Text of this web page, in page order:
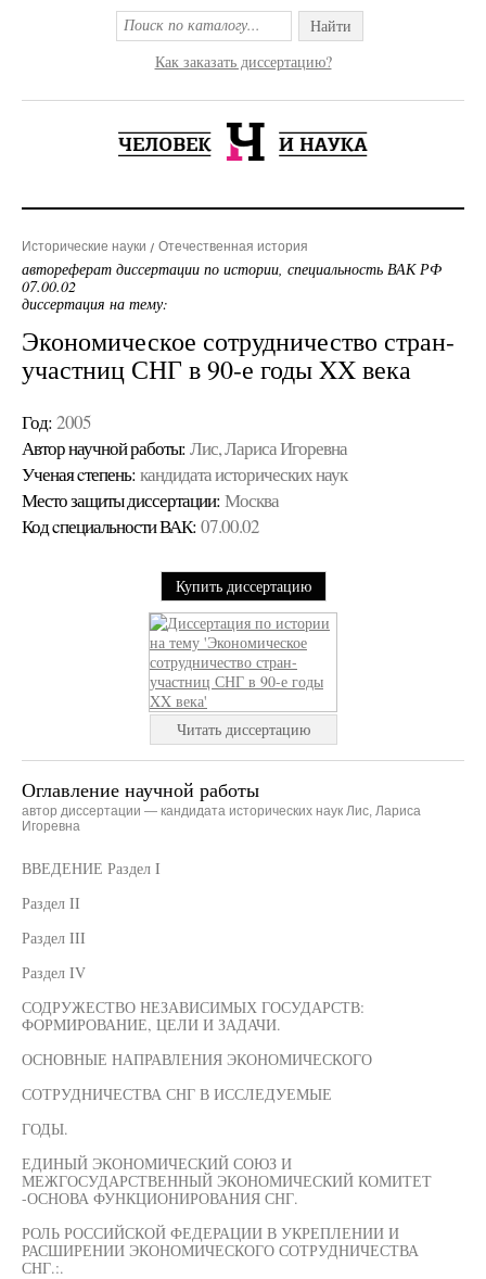
Найти
Как заказать диссертацию?
Исторические науки Отечественная история
автореферат диссертации по истории, специальность ВАК РФ
07.00.02
диссертация на тему:
Экономическое сотрудничество стран-
участниц СНГ в 90-е годы XX века
Год: 2005
Автор научной работы: Лис, Лариса Игоревна
Ученая cтепень: кандидата исторических наук
Место защиты диссертации: Москва
Код cпециальности ВАК: 07.00.02
Купить диссертацию
Читать диссертацию
Оглавление научной работы
автор диссертации — кандидата исторических наук Лис, Лариса
Игоревна
ВВЕДЕНИЕ Раздел I
Раздел II
Раздел III
Раздел IV
СОДРУЖЕСТВО НЕЗАВИСИМЫХ ГОСУДАРСТВ:
ФОРМИРОВАНИЕ, ЦЕЛИ И ЗАДАЧИ.
ОСНОВНЫЕ НАПРАВЛЕНИЯ ЭКОНОМИЧЕСКОГО
СОТРУДНИЧЕСТВА СНГ В ИССЛЕДУЕМЫЕ
ГОДЫ.
ЕДИНЫЙ ЭКОНОМИЧЕСКИЙ СОЮЗ И
МЕЖГОСУДАРСТВЕННЫЙ ЭКОНОМИЧЕСКИЙ КОМИТЕТ
-ОСНОВА ФУНКЦИОНИРОВАНИЯ СНГ.
РОЛЬ РОССИЙСКОЙ ФЕДЕРАЦИИ В УКРЕПЛЕНИИ И
РАСШИРЕНИИ ЭКОНОМИЧЕСКОГО СОТРУДНИЧЕСТВА
СНГ.:.